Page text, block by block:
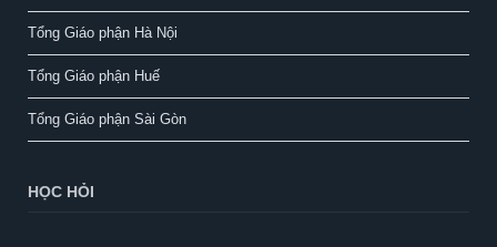
Tổng Giáo phận Hà Nội
Tổng Giáo phận Huế
Tổng Giáo phận Sài Gòn
HỌC HỎI